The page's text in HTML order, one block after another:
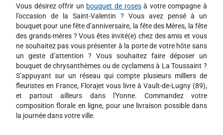
Vous désirez offrir un bouquet de rosesà votre compagne à
l’occasion de la Saint-Valentin ? Vous avez pensé à un
bouquet pour une fête d’anniversaire, la fête des Mères, la fête
des grands-mères ? Vous êtes invité(e) chez des amis et vous
ne souhaitez pas vous présenter à la porte de votre hôte sans
un geste d’attention ? Vous souhaitez faire déposer un
bouquet de chrysanthèmes ou de cyclamens à La Toussaint ?
S’appuyant sur un réseau qui compte plusieurs milliers de
fleuristes en France, Florajet vous livre à Vault-de-Lugny (89),
et partout ailleurs dans l'Yonne. Commandez votre
composition florale en ligne, pour une livraison possible dans
la journée dans votre ville.